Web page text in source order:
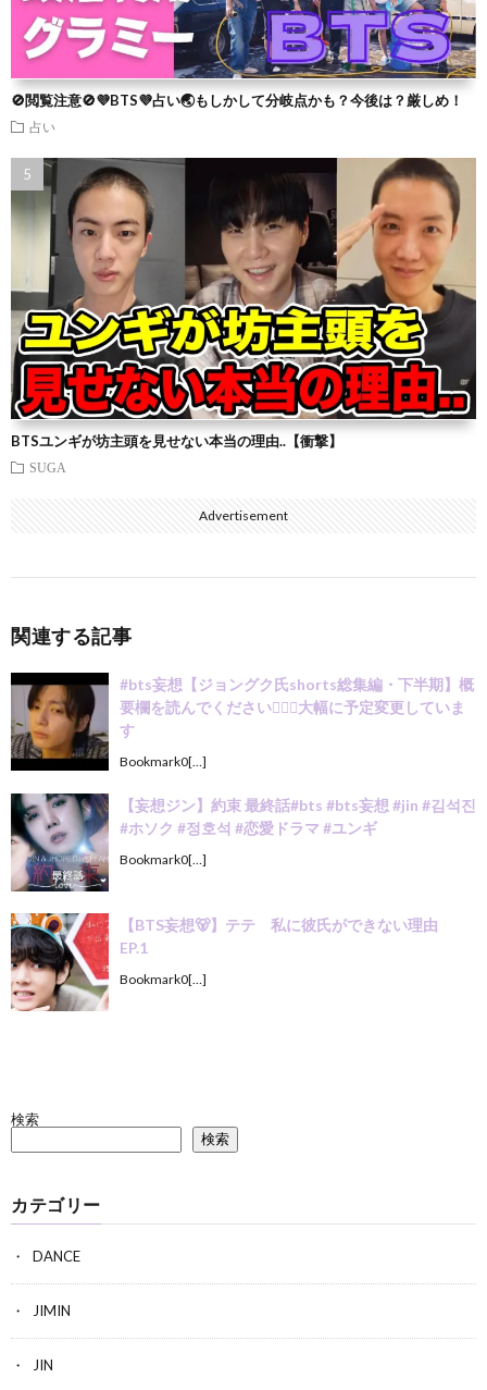
🚫閲覧注意🚫💜BTS💜占い🌏もしかして分岐点かも？今後は？厳しめ！
占い
BTSユンギが坊主頭を見せない本当の理由..【衝撃】
SUGA
Advertisement
関連する記事
#bts妄想【ジョングク氏shorts総集編・下半期】概
要欄を読んでください🙇🏻‍♀️大幅に予定変更していま
す
Bookmark0[…]
【妄想ジン】約束 最終話#bts #bts妄想 #jin #김석진
#ホソク #정호석 #恋愛ドラマ #ユンギ
Bookmark0[…]
【BTS妄想🐻】テテ 私に彼氏ができない理由
EP.1
Bookmark0[…]
検索
検索
カテゴリー
DANCE
JIMIN
JIN